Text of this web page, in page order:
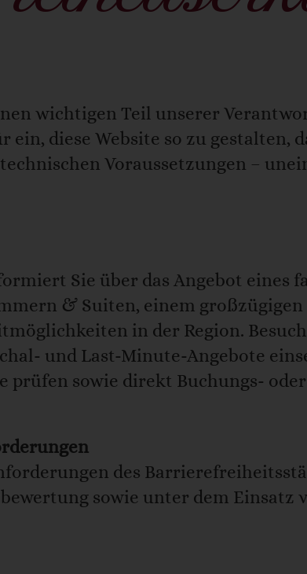
wichtigen Teil unserer
diese Website so zu gestalten,
Voraussetzungen –
Sie über das Angebot
& Suiten, einem
in der Region.
und Last-Minute-Angebote
prüfen sowie direkt Buchungs-
des
sowie unter dem Einsatz